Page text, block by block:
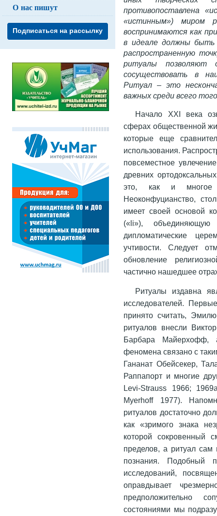
противопоставлена
«истинным») миром
воспринимаются как
в идеале должны
распространенную
ритуалы позволяют
сосуществовать в
Ритуал – это
важных среди всего
Начало XXI века
сферах общественной
которые еще
использования.
повсеместное
древних
это, как и многое
Неоконфуцианство,
имеет своей основой
(«li»),
дипломатические
учтивости. Следует
обновление
частично нашедшее
Ритуалы издавна
исследователей.
принято считать,
ритуалов внесли
Барбара Майерхофф,
феномена связано с
Гананат Обейсекер,
Раппапорт и многие
Levi-Strauss 1966;
Myerhoff 1977).
ритуалов достаточно
как «зримого знака
которой сокровенный
пределов, а ритуал сам
познания. Подобный
исследований,
оправдывает
предположительно
состояниями мы
О нас пишут
Подписаться на рассылку